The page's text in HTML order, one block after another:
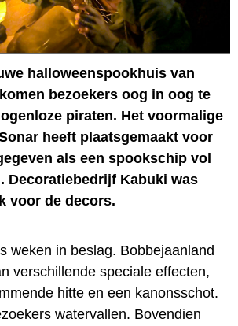
halloweenspookhuis van
bezoekers oog in oog te
piraten. Het voormalige
heeft plaatsgemaakt voor
als een spookschip vol
Decoratiebedrijf Kabuki was
voor de decors.
weken in beslag. Bobbejaanland
verschillende speciale effecten,
hitte en een kanonsschot.
watervallen. Bovendien